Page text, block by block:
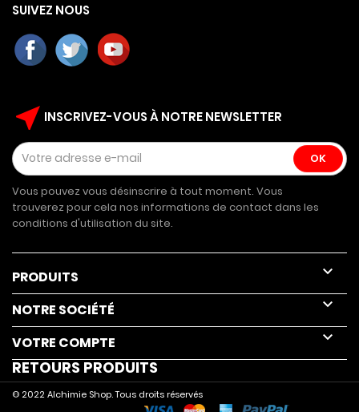
SUIVEZ NOUS
near_me INSCRIVEZ-VOUS À NOTRE NEWSLETTER
Vous pouvez vous désinscrire à tout moment. Vous
trouverez pour cela nos informations de contact dans les
conditions d'utilisation du site.
PRODUITS 
NOTRE SOCIÉTÉ 
VOTRE COMPTE 
RETOURS PRODUITS
© 2022 Alchimie Shop. Tous droits réservés